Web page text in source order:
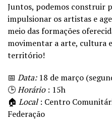
Juntos, podemos construir
impulsionar os artistas e
meio das formações
movimentar a arte, cultura
território!
📅 Data:18 de março
🕒Horário: 15h
🏠 Local: Centro
Federação